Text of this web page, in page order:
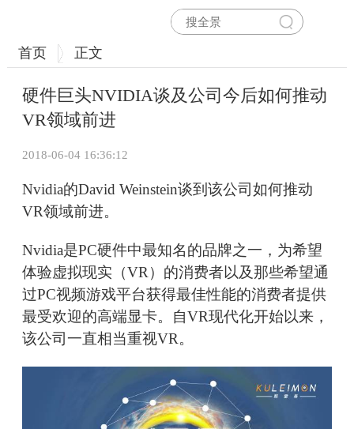
首页 正文
硬件巨头NVIDIA谈及公司今后如何推动
VR领域前进
2018-06-04 16:36:12
Nvidia的David Weinstein谈到该公司如何推动
VR领域前进。
Nvidia是PC硬件中最知名的品牌之一，为希望
体验虚拟现实（VR）的消费者以及那些希望通
过PC视频游戏平台获得最佳性能的消费者提供
最受欢迎的高端显卡。自VR现代化开始以来，
该公司一直相当重视VR。